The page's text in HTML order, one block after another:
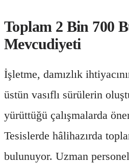
Toplam 2 Bin 700
Mevcudiyeti
İşletme, damızlık
üstün vasıflı sürülerin
yürüttüğü çalışmalarda
Tesislerde hâlihazırda
bulunuyor. Uzman